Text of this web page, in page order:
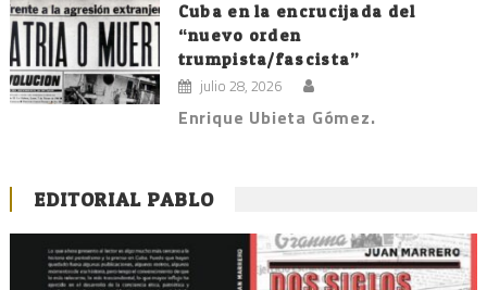
Cuba en la encrucijada del
“nuevo orden
trumpista/fascista”
julio 28, 2026
Enrique Ubieta Gómez.
EDITORIAL PABLO